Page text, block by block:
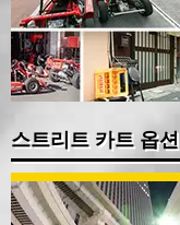
스트리트 카트 옵션